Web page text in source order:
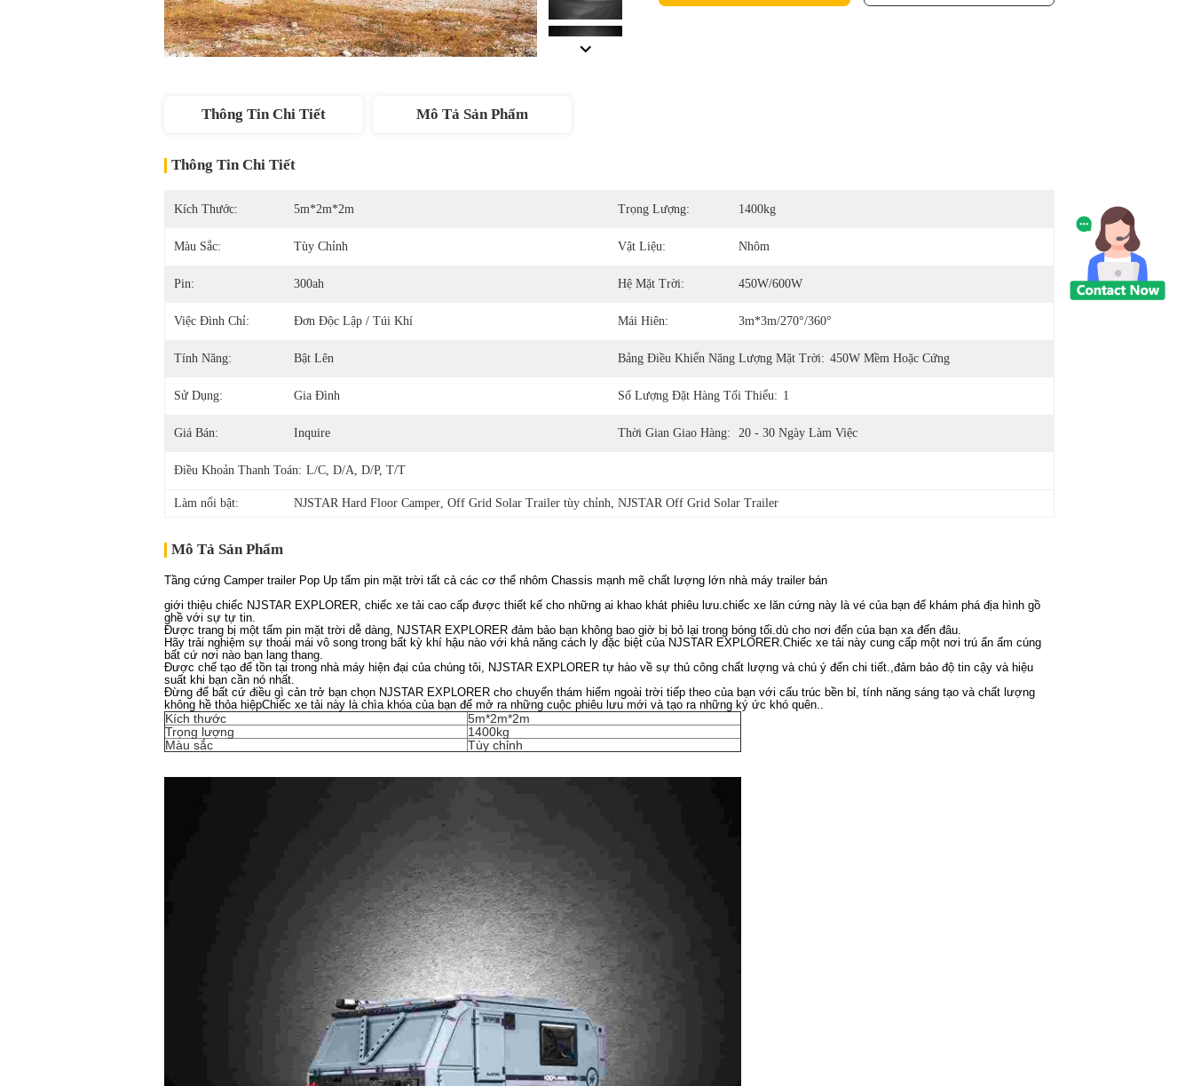
Thông Tin Chi Tiết Mô Tả Sản Phẩm
Thông Tin Chi Tiết
Kích Thước: 5m*2m*2m Trọng Lượng: 1400kg
Màu Sắc: Tùy Chỉnh Vật Liệu: Nhôm
Pin: 300ah Hệ Mặt Trời: 450W/600W
Việc Đình Chỉ: Đơn Độc Lập / Túi Khí Mái Hiên: 3m*3m/270°/360°
Tính Năng: Bật Lên Bảng Điều Khiển Năng Lượng Mặt Trời: 450W Mềm Hoặc Cứng
Sử Dụng: Gia Đình Số Lượng Đặt Hàng Tối Thiểu: 1
Giá Bán: Inquire Thời Gian Giao Hàng: 20 - 30 Ngày Làm Việc
Điều Khoản Thanh Toán: L/C, D/A, D/P, T/T
Làm nổi bật: NJSTAR Hard Floor Camper , Off Grid Solar Trailer tùy chỉnh , NJSTAR Off Grid Solar Trailer
Mô Tả Sản Phẩm
Tầng cứng Camper trailer Pop Up tấm pin mặt trời tất cả các cơ thể nhôm Chassis mạnh mẽ chất lượng lớn nhà máy trailer bán
giới thiệu chiếc NJSTAR EXPLORER, chiếc xe tải cao cấp được thiết kế cho những ai khao khát phiêu lưu.chiếc xe lăn cứng này là vé của bạn để khám phá địa hình gồ
ghề với sự tự tin.
Được trang bị một tấm pin mặt trời dễ dàng, NJSTAR EXPLORER đảm bảo bạn không bao giờ bị bỏ lại trong bóng tối.dù cho nơi đến của bạn xa đến đâu.
Hãy trải nghiệm sự thoải mái vô song trong bất kỳ khí hậu nào với khả năng cách ly đặc biệt của NJSTAR EXPLORER.Chiếc xe tải này cung cấp một nơi trú ẩn ấm cúng
bất cứ nơi nào bạn lang thang.
Được chế tạo để tồn tại trong nhà máy hiện đại của chúng tôi, NJSTAR EXPLORER tự hào về sự thủ công chất lượng và chú ý đến chi tiết.,đảm bảo độ tin cậy và hiệu
suất khi bạn cần nó nhất.
Đừng để bất cứ điều gì cản trở bạn chọn NJSTAR EXPLORER cho chuyến thám hiểm ngoài trời tiếp theo của bạn với cấu trúc bền bỉ, tính năng sáng tạo và chất lượng
không hề thỏa hiệpChiếc xe tải này là chìa khóa của bạn để mở ra những cuộc phiêu lưu mới và tạo ra những ký ức khó quên..
Kích thước
5m*2m*2m
Trọng lượng
1400kg
Màu sắc
Tùy chỉnh